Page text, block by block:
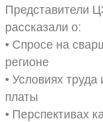
Представители
рассказали о:
• Спросе на
регионе
• Условиях
платы
• Перспективах